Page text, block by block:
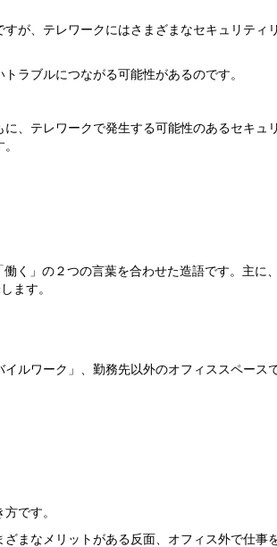
が、テレワークにはさまざまなセキュリティ
ラブルにつながる可能性があるのです。
、テレワークで発生する可能性のあるセキュ
く」の２つの言葉を合わせた造語です。主に
ます。
ルワーク」、勤務先以外のオフィススペース
です。
まなメリットがある反面、オフィス外で仕事